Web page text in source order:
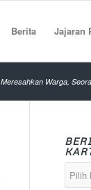
Berita Jajaran
Meresahkan Warga,